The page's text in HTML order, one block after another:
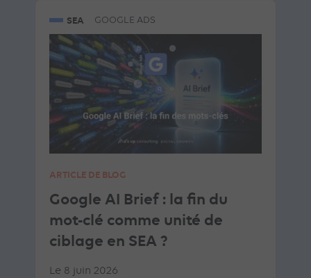
SEA GOOGLE ADS
ARTICLE DE BLOG
Google AI Brief : la fin du
mot-clé comme unité de
ciblage en SEA ?
Le 8 juin 2026